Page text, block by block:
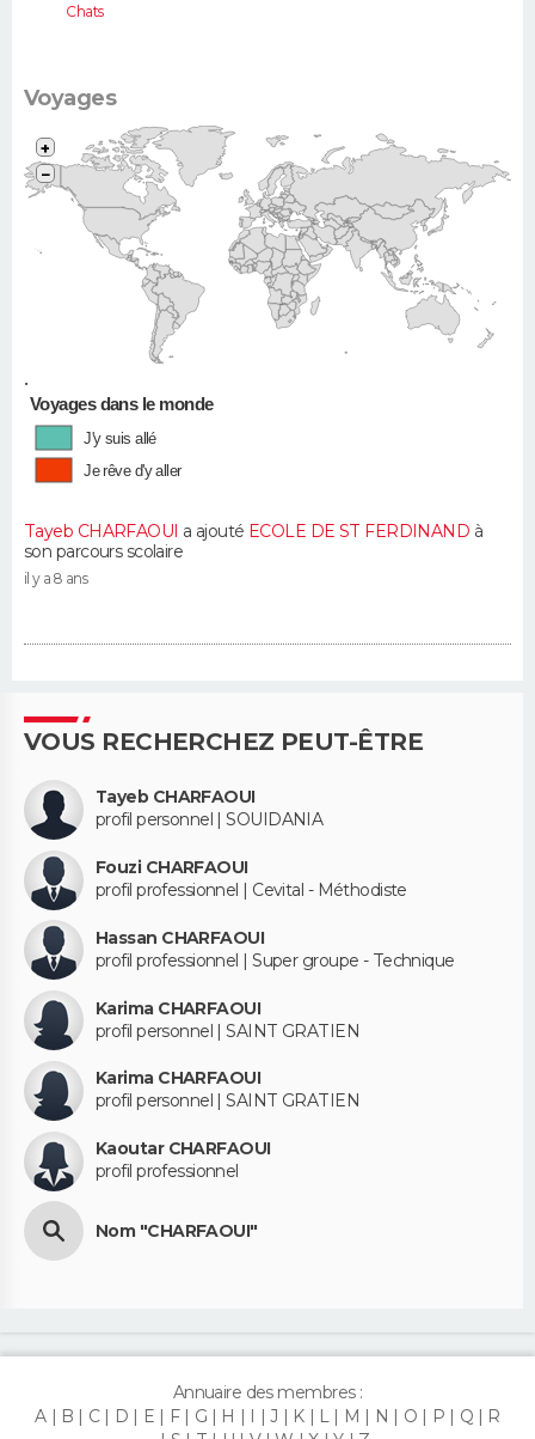
Chats
Voyages
•
+
−
Voyages dans le monde
J'y suis allé
Je rêve d'y aller
Tayeb CHARFAOUI a ajouté ECOLE DE ST FERDINAND à
son parcours scolaire
il y a 8 ans
VOUS RECHERCHEZ PEUT-ÊTRE
Tayeb CHARFAOUI
profil personnel | SOUIDANIA
Fouzi CHARFAOUI
profil professionnel | Cevital - Méthodiste
Hassan CHARFAOUI
profil professionnel | Super groupe - Technique
Karima CHARFAOUI
profil personnel | SAINT GRATIEN
Karima CHARFAOUI
profil personnel | SAINT GRATIEN
Kaoutar CHARFAOUI
profil professionnel
Nom "CHARFAOUI"
Annuaire des membres :
A
B C D E F G H J K L M N O P Q
R